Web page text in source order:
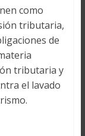
como
tributaria,
de
tributaria y
el lavado